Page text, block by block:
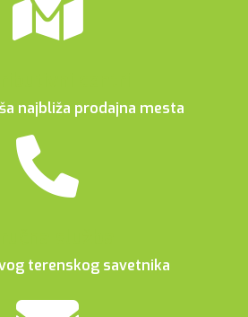
najbliža prodajna mesta
terenskog savetnika